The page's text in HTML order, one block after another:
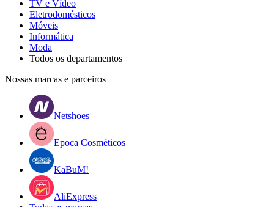
TV e Vídeo
Eletrodomésticos
Móveis
Informática
Moda
Todos os departamentos
Nossas marcas e parceiros
Netshoes
Epoca Cosméticos
KaBuM!
AliExpress